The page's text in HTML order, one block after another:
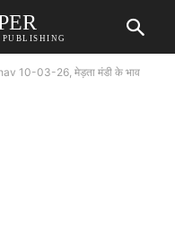
10-03-26, मेड़ता मंडी के भाव